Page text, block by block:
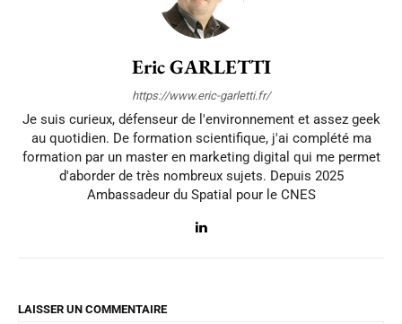
Eric GARLETTI
https://www.eric-garletti.fr/
Je suis curieux, défenseur de l'environnement et assez geek
au quotidien. De formation scientifique, j'ai complété ma
formation par un master en marketing digital qui me permet
d'aborder de très nombreux sujets. Depuis 2025
Ambassadeur du Spatial pour le CNES
LAISSER UN COMMENTAIRE